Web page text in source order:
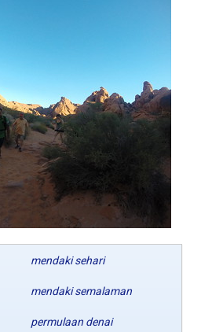
mendaki sehari
mendaki semalaman
permulaan denai